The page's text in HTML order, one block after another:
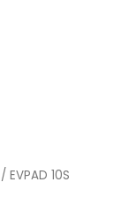
/ EVPAD 10S